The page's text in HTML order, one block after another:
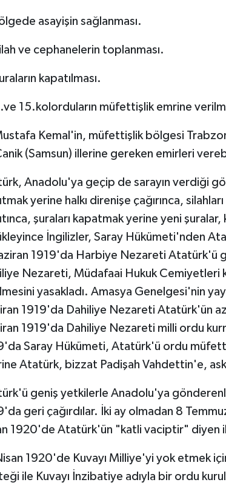
asayişin sağlanması.
ve cephanelerin toplanması.
kapatılması.
15.kolorduların müfettişlik emrine
Kemal'in, müfettişlik bölgesi
(Samsun) illerine gereken emirleri
Anadolu'ya geçip de sarayın verdiği
yerine halkı direnişe çağırınca,
şuraları kapatmak yerine yeni
İngilizler, Saray Hükümeti'nden
1919'da Harbiye Nezareti Atatürk'ü
Nezareti, Müdafaai Hukuk Cemiyetleri
yasakladı. Amasya Genelgesi'nin
1919'da Dahiliye Nezareti Atatürk'ün
1919'da Dahiliye Nezareti milli ordu
Saray Hükümeti, Atatürk'ü ordu
Atatürk, bizzat Padişah Vahdettin'e,
geniş yetkilerle Anadolu'ya
geri çağırdılar. İki ay olmadan 8
1920'de Atatürk'ün "katli vaciptir" diyen
1920'de Kuvayı Milliye'yi yok etmek
ile Kuvayı İnzibatiye adıyla bir ordu